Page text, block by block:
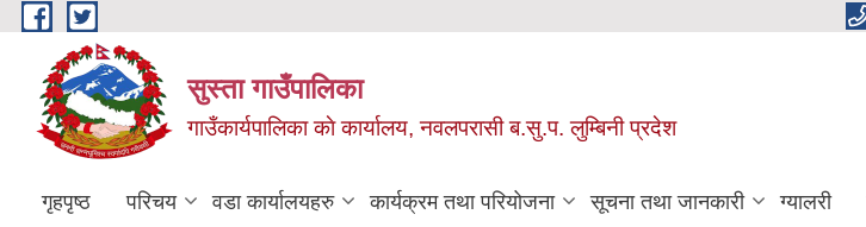
Skip to main content
सुस्ता गाउँपालिका
गाउँकार्यपालिका काे कार्यालय, नवलपरासी ब.सु.प. लुम्बिनी प्रदेश
गृहपृष्ठ परिचय वडा कार्यालयहरु कार्यक्रम तथा परियोजना सूचना तथा जानकारी ग्यालरी